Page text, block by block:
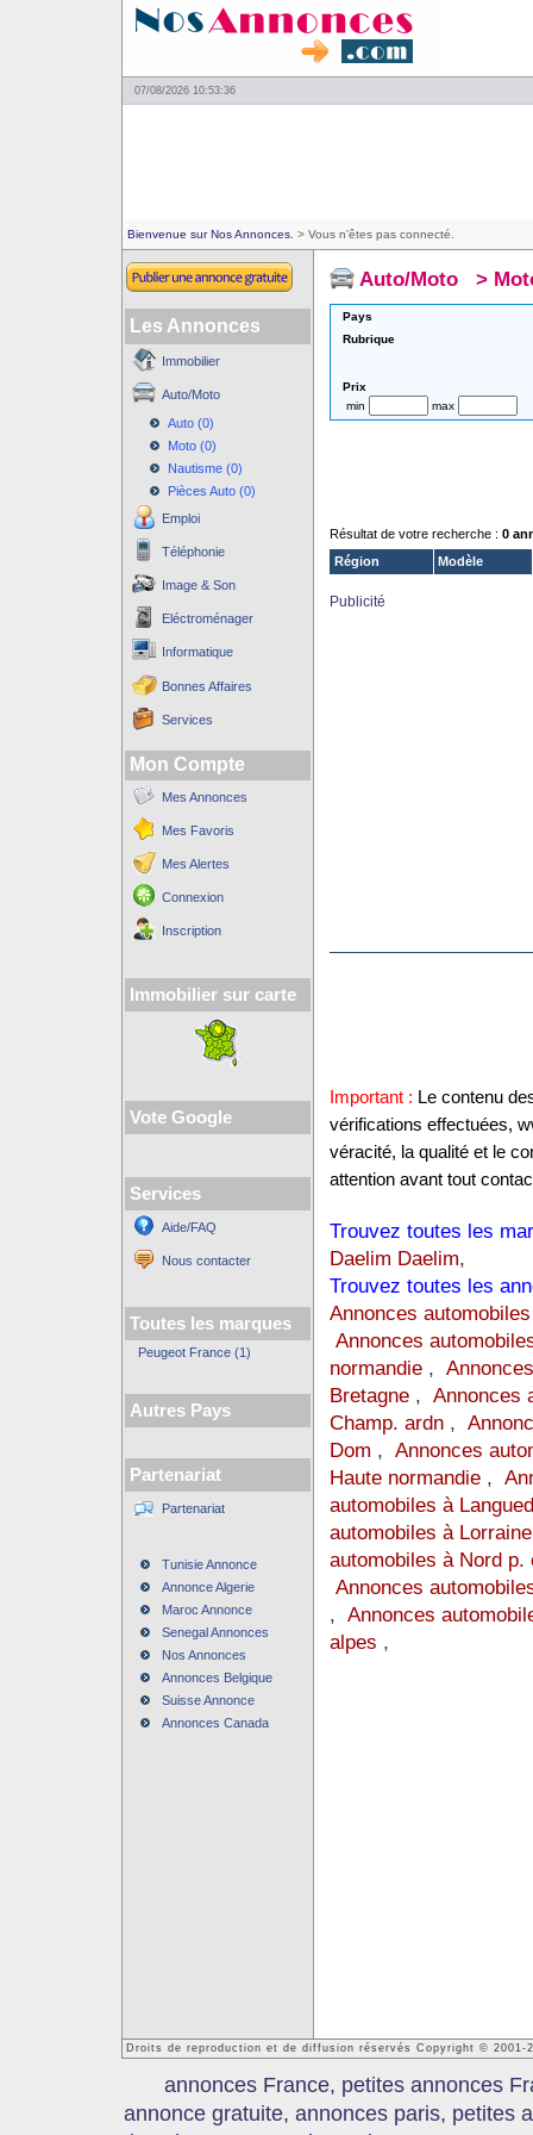
07/08/2026 10:53:36
Bienvenue sur Nos Annonces. > Vous n'êtes pas connecté.
Les Annonces
Immobilier
Auto/Moto
Auto (0)
Moto (0)
Nautisme (0)
Pièces Auto (0)
Emploi
Téléphonie
Image & Son
Eléctroménager
Informatique
Bonnes Affaires
Services
Mon Compte
Mes Annonces
Mes Favoris
Mes Alertes
Connexion
Inscription
Immobilier sur carte
Vote Google
Services
Aide/FAQ
Nous contacter
Toutes les marques
Peugeot France (1)
Autres Pays
Partenariat
Partenariat
Tunisie Annonce
Annonce Algerie
Maroc Annonce
Senegal Annonces
Nos Annonces
Annonces Belgique
Suisse Annonce
Annonces Canada
Auto/Moto >
Pays
Rubrique
Prix
min
max
Résultat de votre recherche : 0
Région
Modèle
Publicité
Important : Le contenu
vérifications effectuées,
véracité, la qualité et le
attention avant tout
Trouvez toutes les
Daelim Daelim,
Trouvez toutes les
Annonces
Annonces
normandie,
Bretagne, Annonces
Champ. ardn,
Dom , Annonces
Haute normandie,
automobiles à
automobiles à Lorraine
automobiles à Nord p.
Annonces
, Annonces
alpes ,
Droits de reproduction et de diffusion réservés Copyright © 2001-
annonces France, petites annonces
annonce gratuite, annonces paris, petites